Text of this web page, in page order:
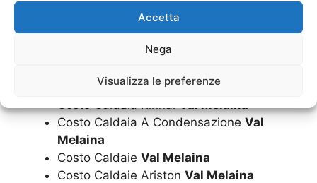
Accetta
Nega
Visualizza le preferenze
Costo Caldaia BiasiVal Melaina
Costo Caldaia FerroliVal Melaina
Costo Caldaia Immergas
Costo Caldaia RielloVal Melaina
Costo Caldaia A Condensazione Val
Melaina
Costo Caldaie Val Melaina
Costo Caldaie Ariston Val Melaina